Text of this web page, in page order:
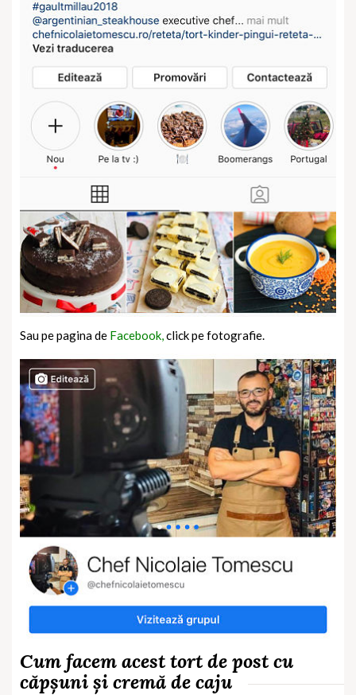
Sau pe pagina de Facebook,click pe fotografie.
Cum facem acest tort de post cu
căpșuni și cremă de caju